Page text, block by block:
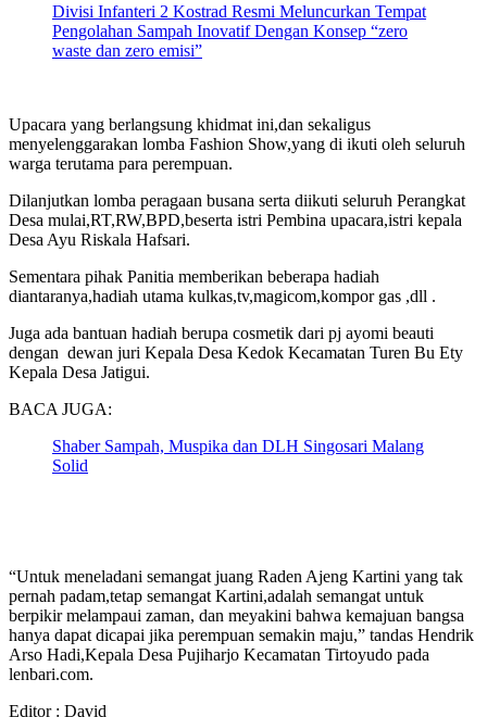
Divisi Infanteri 2 Kostrad Resmi Meluncurkan Tempat
Pengolahan Sampah Inovatif Dengan Konsep “zero
waste dan zero emisi”
Upacara yang berlangsung khidmat ini,dan sekaligus
menyelenggarakan lomba Fashion Show,yang di ikuti oleh seluruh
warga terutama para perempuan.
Dilanjutkan lomba peragaan busana serta diikuti seluruh Perangkat
Desa mulai,RT,RW,BPD,beserta istri Pembina upacara,istri kepala
Desa Ayu Riskala Hafsari.
Sementara pihak Panitia memberikan beberapa hadiah
diantaranya,hadiah utama kulkas,tv,magicom,kompor gas ,dll .
Juga ada bantuan hadiah berupa cosmetik dari pj ayomi beauti
dengan dewan juri Kepala Desa Kedok Kecamatan Turen Bu Ety
Kepala Desa Jatigui.
BACA JUGA:
Shaber Sampah, Muspika dan DLH Singosari Malang
Solid
“Untuk meneladani semangat juang Raden Ajeng Kartini yang tak
pernah padam,tetap semangat Kartini,adalah semangat untuk
berpikir melampaui zaman, dan meyakini bahwa kemajuan bangsa
hanya dapat dicapai jika perempuan semakin maju,” tandas Hendrik
Arso Hadi,Kepala Desa Pujiharjo Kecamatan Tirtoyudo pada
lenbari.com.
Editor : David